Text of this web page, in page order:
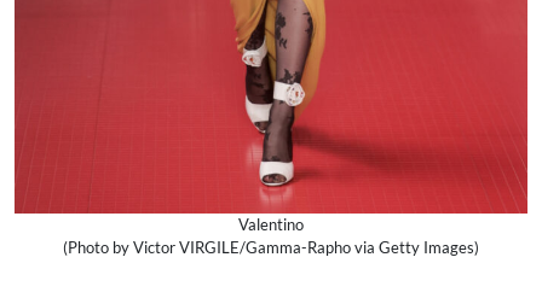
Valentino
(Photo by Victor VIRGILE/Gamma-Rapho via Getty Images)